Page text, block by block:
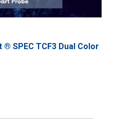
® SPEC TCF3 Dual Color